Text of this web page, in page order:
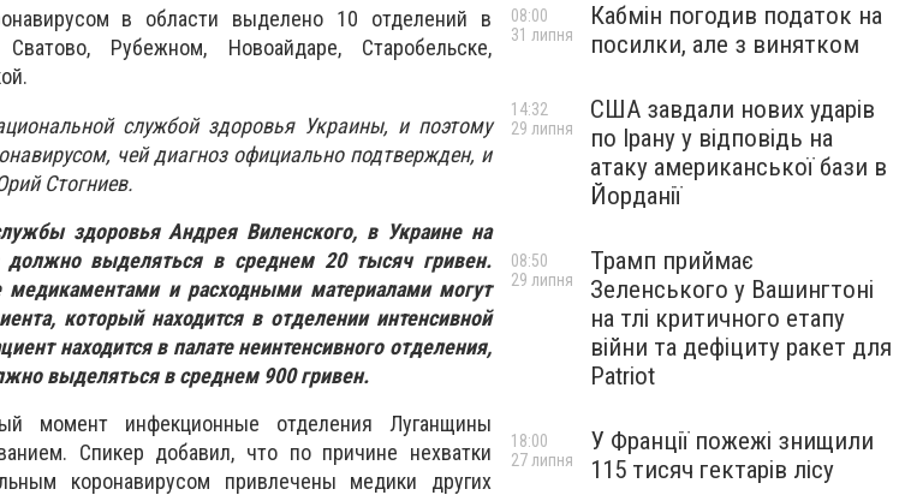
в области выделено 10 отделений в
Рубежном, Новоайдаре, Старобельске,
службой здоровья Украины, и поэтому
чей диагноз официально подтвержден, и
Стогниев.
здоровья Андрея Виленского, в Украине на
выделяться в среднем 20 тысяч гривен.
и расходными материалами могут
который находится в отделении интенсивной
находится в палате неинтенсивного отделения,
выделяться в среднем 900 гривен.
момент инфекционные отделения Луганщины
Спикер добавил, что по причине нехватки
коронавирусом привлечены медики других
Кабмін погодив податок на
посилки, але з винятком
08:00
31 липня
США завдали нових ударів
по Ірану у відповідь на
атаку американської бази в
Йорданії
14:32
29 липня
Трамп приймає
Зеленського у Вашингтоні
на тлі критичного етапу
війни та дефіциту ракет для
Patriot
08:50
29 липня
У Франції пожежі знищили
115 тисяч гектарів лісу
18:00
27 липня